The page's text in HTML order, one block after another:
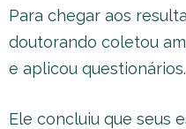
Para chegar aos
doutorando coletou
e aplicou questionários.
Ele concluiu que seus